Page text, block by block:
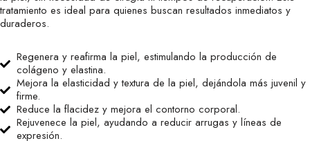
tratamiento es ideal para quienes buscan resultados inmediatos y
duraderos.
Regenera y reafirma la piel, estimulando la producción de
colágeno y elastina.
Mejora la elasticidad y textura de la piel, dejándola más juvenil y
firme.
Reduce la flacidez y mejora el contorno corporal.
Rejuvenece la piel, ayudando a reducir arrugas y líneas de
expresión.